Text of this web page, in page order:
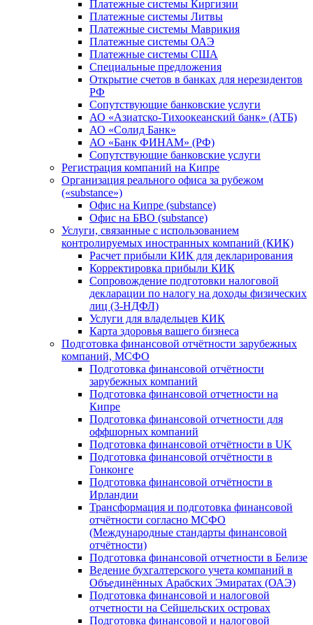
Платежные системы Киргизии
Платежные системы Литвы
Платежные системы Маврикия
Платежные системы ОАЭ
Платежные системы США
Специальные предложения
Открытие счетов в банках для нерезидентов
РФ
Сопутствующие банковские услуги
АО «Азиатско-Тихоокеанский банк» (АТБ)
АО «Солид Банк»
АО «Банк ФИНАМ» (РФ)
Сопутствующие банковские услуги
Регистрация компаний на Кипре
Организация реального офиса за рубежом
(«substance»)
Офис на Кипре (substance)
Офис на БВО (substance)
Услуги, связанные с использованием
контролируемых иностранных компаний (КИК)
Расчет прибыли КИК для декларирования
Корректировка прибыли КИК
Сопровождение подготовки налоговой
декларации по налогу на доходы физических
лиц (3-НДФЛ)
Услуги для владельцев КИК
Карта здоровья вашего бизнеса
Подготовка финансовой отчётности зарубежных
компаний, МСФО
Подготовка финансовой отчётности
зарубежных компаний
Подготовка финансовой отчетности на
Кипре
Подготовка финансовой отчетности для
оффшорных компаний
Подготовка финансовой отчётности в UK
Подготовка финансовой отчётности в
Гонконге
Подготовка финансовой отчётности в
Ирландии
Трансформация и подготовка финансовой
отчётности согласно МСФО
(Международные стандарты финансовой
отчётности)
Подготовка финансовой отчетности в Белизе
Ведение бухгалтерского учета компаний в
Объединённых Арабских Эмиратах (ОАЭ)
Подготовка финансовой и налоговой
отчетности на Сейшельских островах
Подготовка финансовой и налоговой